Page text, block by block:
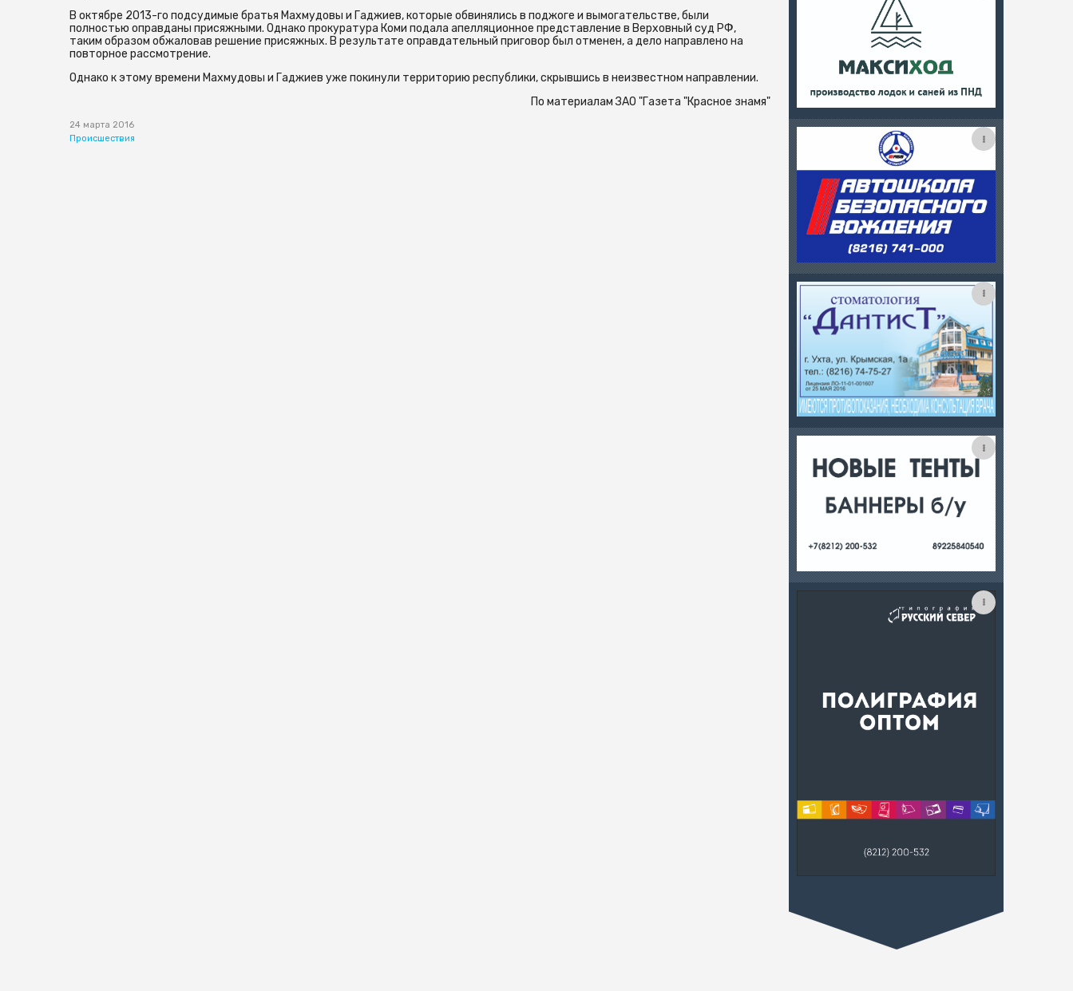
В октябре 2013-го подсудимые братья Махмудовы и Гаджиев, которые обвинялись в поджоге и вымогательстве, были
полностью оправданы присяжными. Однако прокуратура Коми подала апелляционное представление в Верховный суд РФ,
таким образом обжаловав решение присяжных. В результате оправдательный приговор был отменен, а дело направлено на
повторное рассмотрение.
Однако к этому времени Махмудовы и Гаджиев уже покинули территорию республики, скрывшись в неизвестном направлении.
По материалам ЗАО "Газета "Красное знамя"
24 марта 2016
Происшествия